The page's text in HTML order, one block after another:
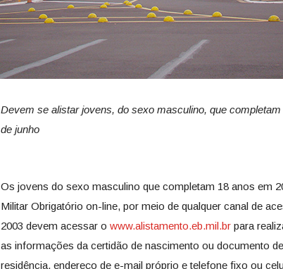
Devem se alistar jovens, do sexo masculino, que
de junho
Os jovens do sexo masculino que completam 18 anos em
Militar Obrigatório on-line, por meio de qualquer canal de
2003 devem acessar o www.alistamento.eb.mil.br para
as informações da certidão de nascimento ou documento
residência, endereço de e-mail próprio e telefone fixo ou